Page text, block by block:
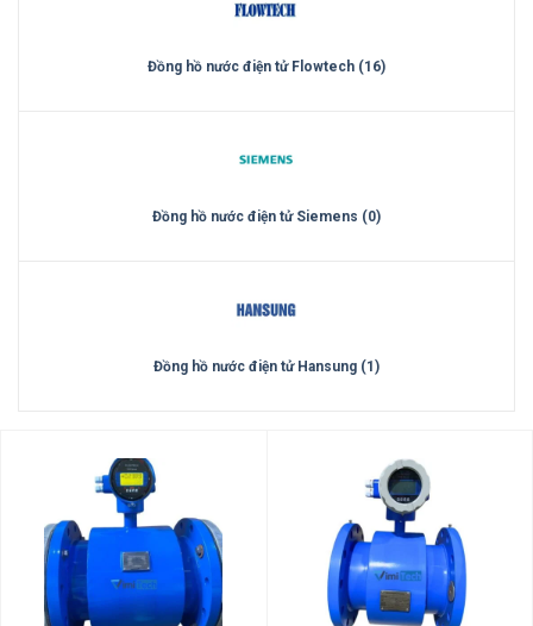
Đồng hồ nước điện tử Flowtech (16)
Đồng hồ nước điện tử Siemens (0)
Đồng hồ nước điện tử Hansung (1)